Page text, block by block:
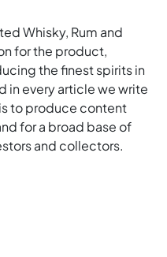
Whisky, Rum and
for the product,
the finest spirits in
in every article we write
to produce content
for a broad base of
and collectors.